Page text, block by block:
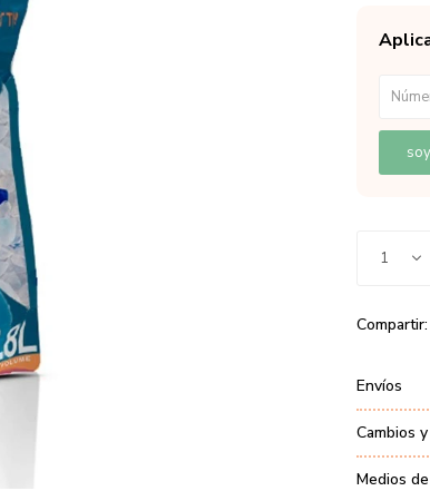
1
Envíos
Cambios
Medios